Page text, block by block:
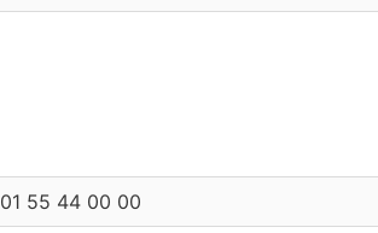
01 55 44 00 00